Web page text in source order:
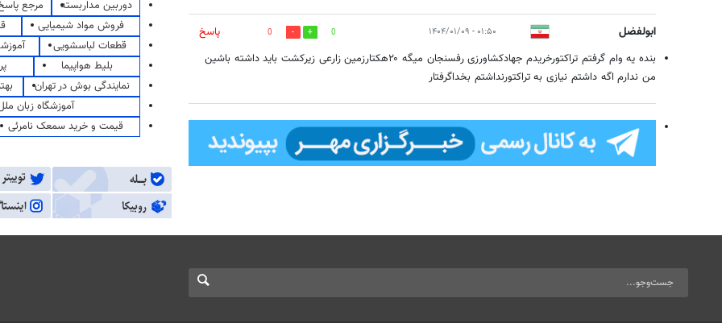
ابولفضل ۰۱:۵۰ - ۱۴۰۴/۰۱/۰۹ 0
0
پاسخ
بنده یه وام گرفتم تراکتورخریدم جهادکشاورزی رفسنجان میگه ۲۰هکتارزمین زارعی زیرکشت باید داشته باشین
من ندارم اگه داشتم نیازی به تراکتورنداشتم بخداگرفتار
دوربین مداربسته
مرجع
فروش مواد شیمیایی
قطعات لباسشویی
بلیط هواپیما
نمایندگی بوش در تهران
آموزشگاه زبان
قیمت و خرید سمعک نامرئی